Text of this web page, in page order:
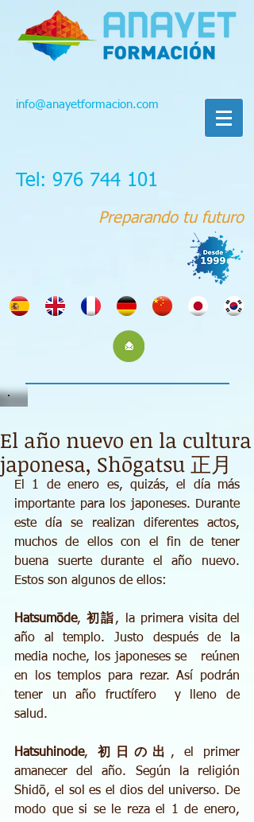
info@anayetformacion.com
Tel: 976 744 101
Preparando tu futuro
El año nuevo en la cultura
japonesa, Shōgatsu 正月
El 1 de enero es, quizás, el día más
importante para los japoneses. Durante
este día se realizan diferentes actos,
muchos de ellos con el fin de tener
buena suerte durante el año nuevo.
Estos son algunos de ellos:
Hatsumōde, 初詣, la primera visita del
año al templo. Justo después de la
media noche, los japoneses se   reúnen
en los templos para rezar. Así podrán
tener un año fructífero  y lleno de
salud.
Hatsuhinode, 初日の出 , el primer
amanecer del año. Según la religión
Shidō, el sol es el dios del universo. De
modo que si se le reza el 1 de enero,